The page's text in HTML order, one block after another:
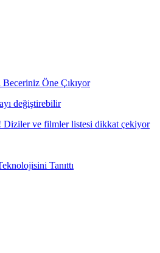
Öne Çıkıyor
değiştirebilir
Diziler ve filmler listesi dikkat çekiyor
Tanıttı